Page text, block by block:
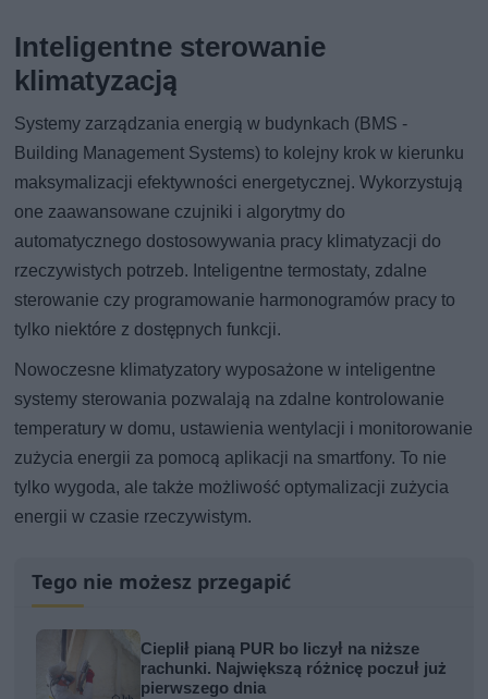
Inteligentne sterowanie
klimatyzacją
Systemy zarządzania energią w budynkach (BMS -
Building Management Systems) to kolejny krok w kierunku
maksymalizacji efektywności energetycznej. Wykorzystują
one zaawansowane czujniki i algorytmy do
automatycznego dostosowywania pracy klimatyzacji do
rzeczywistych potrzeb. Inteligentne termostaty, zdalne
sterowanie czy programowanie harmonogramów pracy to
tylko niektóre z dostępnych funkcji.
Nowoczesne klimatyzatory wyposażone w inteligentne
systemy sterowania pozwalają na zdalne kontrolowanie
temperatury w domu, ustawienia wentylacji i monitorowanie
zużycia energii za pomocą aplikacji na smartfony. To nie
tylko wygoda, ale także możliwość optymalizacji zużycia
energii w czasie rzeczywistym.
Tego nie możesz przegapić
Cieplił pianą PUR bo liczył na niższe
rachunki. Największą różnicę poczuł już
pierwszego dnia